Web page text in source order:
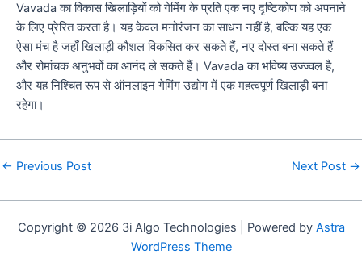
Vavada का विकास खिलाड़ियों को गेमिंग के प्रति एक नए दृष्टिकोण को अपनाने
के लिए प्रेरित करता है। यह केवल मनोरंजन का साधन नहीं है, बल्कि यह एक
ऐसा मंच है जहाँ खिलाड़ी कौशल विकसित कर सकते हैं, नए दोस्त बना सकते हैं
और रोमांचक अनुभवों का आनंद ले सकते हैं। Vavada का भविष्य उज्ज्वल है,
और यह निश्चित रूप से ऑनलाइन गेमिंग उद्योग में एक महत्वपूर्ण खिलाड़ी बना
रहेगा।
Post
← Previous Post Next Post →
Copyright © 2026 3i Algo Technologies | Powered by Astra
WordPress Theme